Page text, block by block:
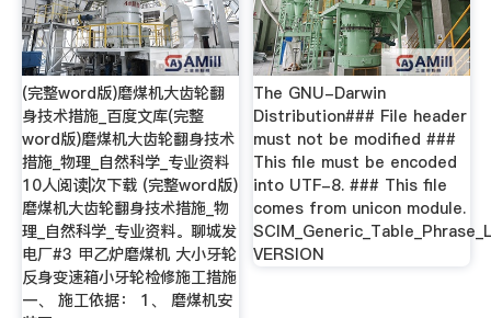
(完整word版)磨煤机大齿轮翻
身技术措施_百度文库(完整
word版)磨煤机大齿轮翻身技术
措施_物理_自然科学_专业资料
10人阅读|次下载 (完整word版)
磨煤机大齿轮翻身技术措施_物
理_自然科学_专业资料。聊城发
电厂#3 甲乙炉磨煤机 大小牙轮
反身变速箱小牙轮检修施工措施
一、 施工依据： 1、 磨煤机安
The GNU-Darwin
Distribution### File header
must not be modified ###
This file must be encoded
into UTF-8. ### This file
comes from unicon module.
VERSION